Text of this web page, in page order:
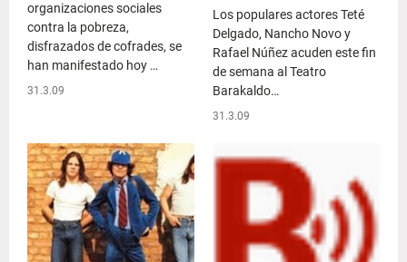
organizaciones sociales
contra la pobreza,
disfrazados de cofrades, se
han manifestado hoy …
31.3.09
Los populares actores Teté
Delgado, Nancho Novo y
Rafael Núñez acuden este fin
de semana al Teatro
Barakaldo…
31.3.09